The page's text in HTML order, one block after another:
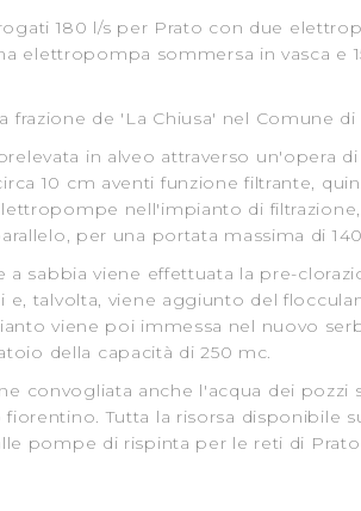
navigazione in assenza di cookie o
visualizzazione della pagina.
180 l/s per Prato con due
elettropompa sommersa in vasca e
frazione de 'La Chiusa' nel Comune di
in alveo attraverso un'opera
10 cm aventi funzione filtrante,
nell'impianto di
per una portata massima di
a sabbia viene effettuata la pre-
e, talvolta, viene aggiunto del
viene poi immessa nel nuovo
della capacità di 250 mc.
convogliata anche l'acqua dei pozzi
Tutta la risorsa disponibile
pompe di rispinta per le reti di